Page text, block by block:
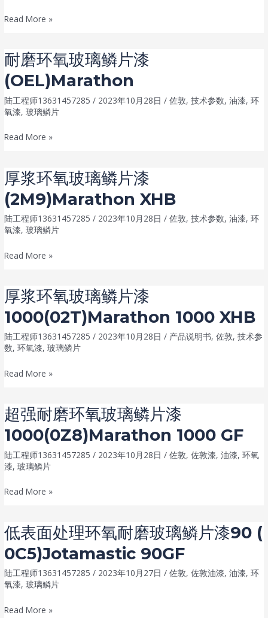
处
王
者
璃
片
漆
(6Q7)
Penguard Shield GF
佐
用
耐
磨
环
玻
片
漆
(0B5)Penguard
Pro
Read More »
耐磨环氧玻璃鳞片漆
(OEL)Marathon
陆工程师13631457285/ 2023年10月28日/佐敦,技术参数,油漆,环
氧漆,玻璃鳞片
耐
氧
玻
璃
鳞
漆
Read More »
厚浆环氧玻璃鳞片漆
(2M9)Marathon XHB
陆工程师13631457285/ 2023年10月28日/佐敦,技术参数,油漆,环
氧漆,玻璃鳞片
厚
氧
玻
鳞
漆
Read More »
厚浆环氧玻璃鳞片漆
1000(02T)Marathon 1000 XHB
陆工程师13631457285/ 2023年10月28日/ 产品说明书,佐敦,技术参
数,环氧漆,玻璃鳞片
厚
氧
玻
鳞
漆
Read More »
超强耐磨环氧玻璃鳞片漆
1000(0Z8)Marathon 1000 GF
陆工程师13631457285/ 2023年10月28日/佐敦,佐敦漆,油漆,环氧
漆,玻璃鳞片
超
磨
环
玻
鳞
Read More »
低表面处理环氧耐磨玻璃鳞片漆90 (
0C5)Jotamastic 90GF
陆工程师13631457285/ 2023年10月27日/佐敦,佐敦油漆,油漆,环
氧漆,玻璃鳞片
低
Read More »